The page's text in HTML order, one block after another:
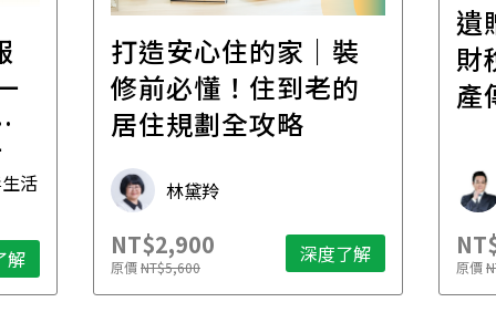
活
解
打造安心住的家｜裝
修前必懂！住到老的
居住規劃全攻略
林黛羚
NT$2,900
原價NT$5,600 深度了解
遺
財
產
原價